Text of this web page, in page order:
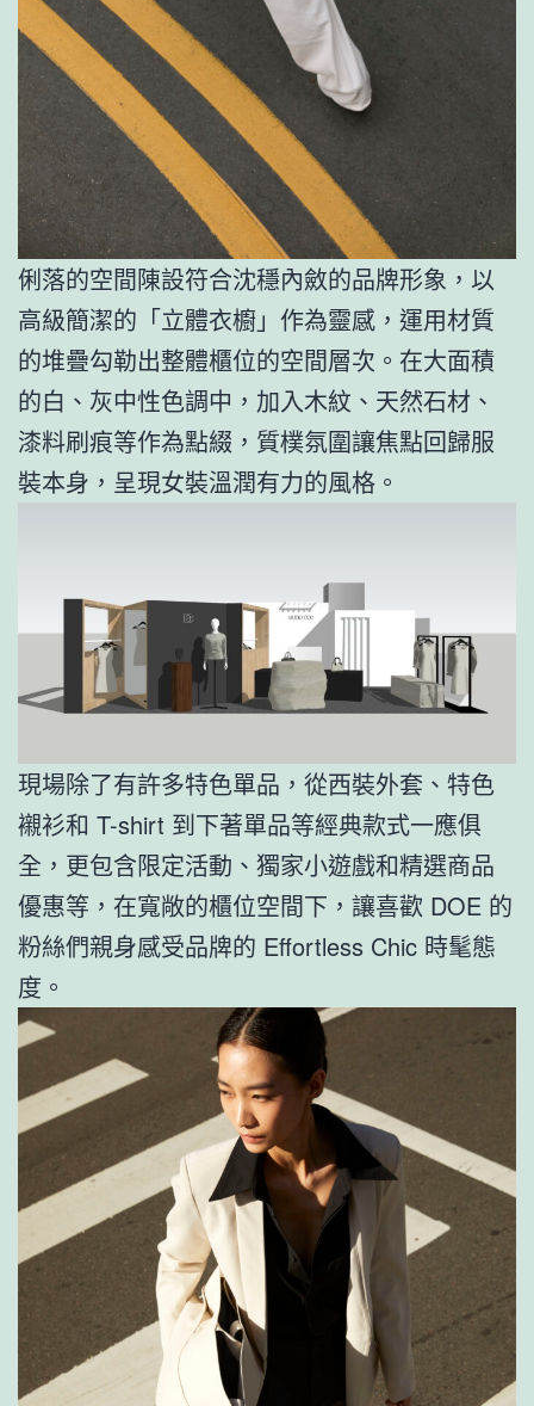
俐落的空間陳設符合沈穩內斂的品牌形象，以
高級簡潔的「立體衣櫥」作為靈感，運用材質
的堆疊勾勒出整體櫃位的空間層次。在大面積
的白、灰中性色調中，加入木紋、天然石材、
漆料刷痕等作為點綴，質樸氛圍讓焦點回歸服
裝本身，呈現女裝溫潤有力的風格。
現場除了有許多特色單品，從西裝外套、特色
襯衫和 T-shirt 到下著單品等經典款式一應俱
全，更包含限定活動、獨家小遊戲和精選商品
優惠等，在寬敞的櫃位空間下，讓喜歡 DOE 的
粉絲們親身感受品牌的 Effortless Chic 時髦態
度。